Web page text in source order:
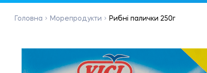
Головна Морепродукти Рибні палички 250г